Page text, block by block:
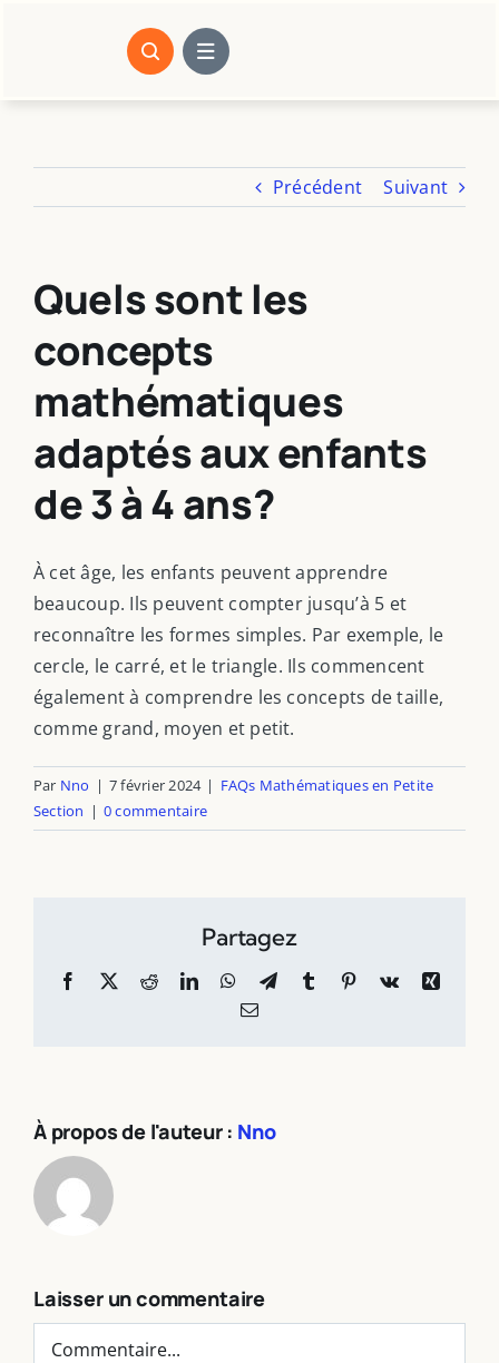
Précédent Suivant
Quels sont les
concepts
mathématiques
adaptés aux enfants
de 3 à 4 ans?
À cet âge, les enfants peuvent apprendre
beaucoup. Ils peuvent compter jusqu’à 5 et
reconnaître les formes simples. Par exemple, le
cercle, le carré, et le triangle. Ils commencent
également à comprendre les concepts de taille,
comme grand, moyen et petit.
Par Nno | 7 février 2024 | FAQs Mathématiques en Petite
Section | 0 commentaire
Partagez
Facebook
X RedditLinkedInWhatsApp
TelegramTumblr Pinterest
Vk
Xing
Email
À propos de l'auteur : Nno
Laisser un commentaire
Commentaire